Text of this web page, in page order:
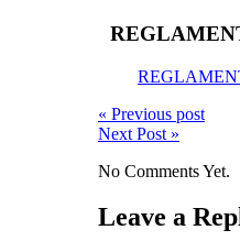
« Previous post
Next Post »
No Comments Yet.
Leave a